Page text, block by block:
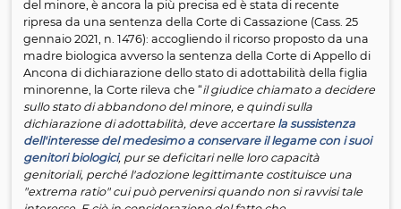
A cura di Maria Silvia Zampetti
28 aprile 2021
Premessa
Come affermato da Gianfranco Dosi nella voce
casi particolari” del Lessico di Diritto di Famiglia , “nel
della giustizia civile minorile da molto tempo si parla di
“adozione mite” per riferirsi a casi in cui, pur in
una situazione che potrebbe evolvere verso l’adozione